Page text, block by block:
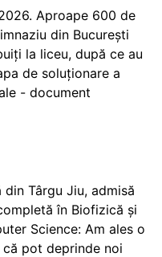
Aproape 600 de
din București
la liceu, după ce au
de soluționare a
- document
Târgu Jiu, admisă
în Biofizică și
Science: Am ales o
pot deprinde noi